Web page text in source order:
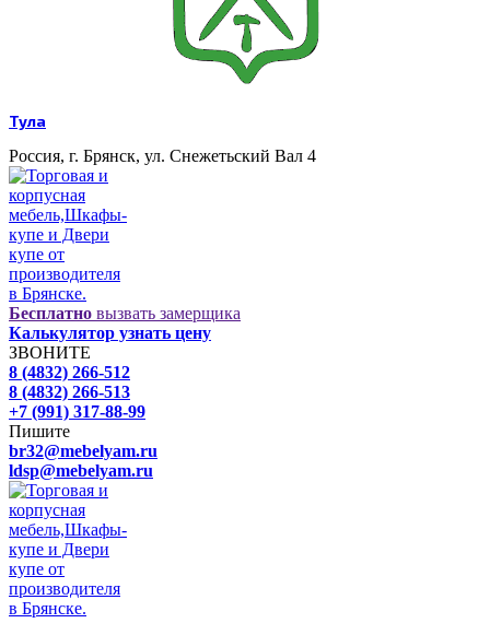
Тула
Россия, г. Брянск, ул. Снежетьский Вал 4
Бесплатно вызвать замерщика
Калькулятор узнать цену
ЗВОНИТЕ
8 (4832) 266-512
8 (4832) 266-513
+7 (991) 317-88-99
Пишите
br32@mebelyam.ru
ldsp@mebelyam.ru